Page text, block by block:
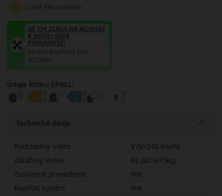
LETNÁ PNEUMATIKA
AŽ 35€ ZĽAVA NA MONTÁŽ
K NOVEJ SADE
PNEUMATÍK!
Použite kupónový kód
ROZBEH
Údaje štítku EPREL:
Technické údaje
Rýchlostný index
V (V=240 km/h)
Záťažový index
82 (82=475kg)
Zosilnené prevedenie
Nie
RunFlat systém
Nie